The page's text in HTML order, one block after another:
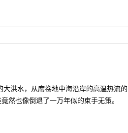
洪水，从席卷地中海沿岸的高温热流的
然也像倒退了一万年似的束手无策。